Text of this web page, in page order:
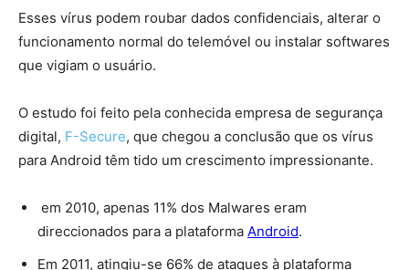
Esses vírus podem roubar dados confidenciais, alterar o
funcionamento normal do telemóvel ou instalar softwares
que vigiam o usuário.
O estudo foi feito pela conhecida empresa de segurança
digital, F-Secure, que chegou a conclusão que os vírus
para Android têm tido um crescimento impressionante.
em 2010, apenas 11% dos Malwares eram
direccionados para a plataforma Android.
Em 2011, atingiu-se 66% de ataques à plataforma